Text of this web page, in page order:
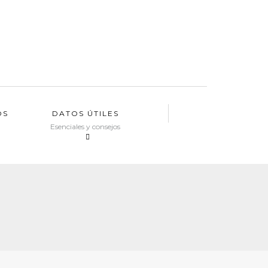
DATOS ÚTILES
Esenciales y consejos